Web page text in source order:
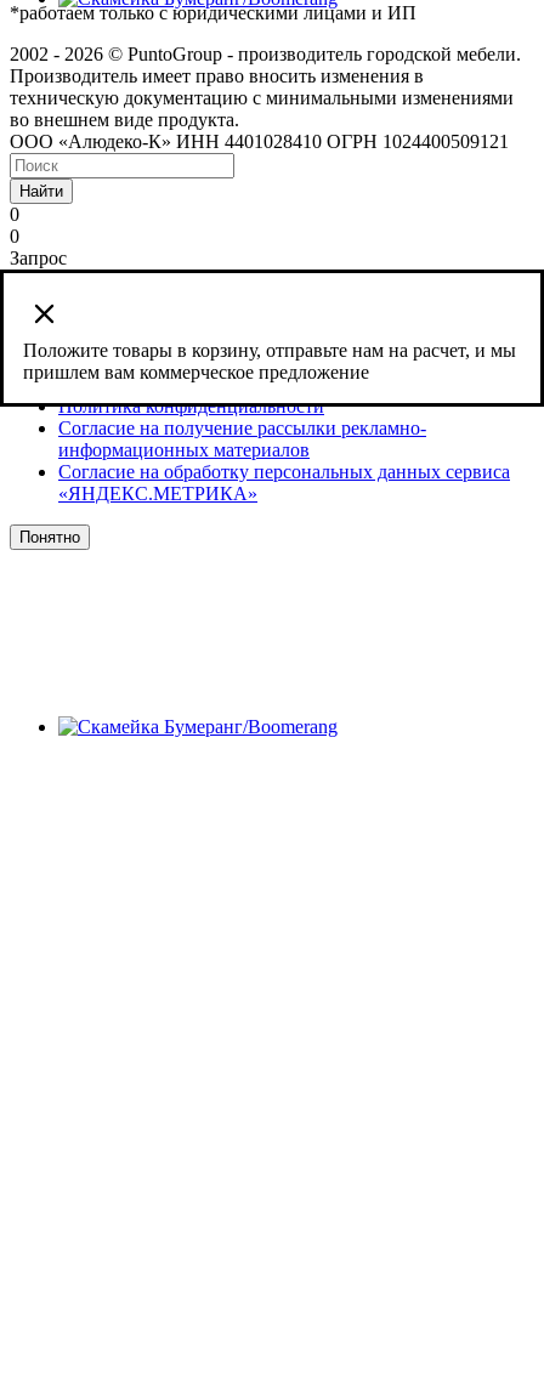
*работаем только с юридическими лицами и ИП
2002 - 2026 © PuntoGroup - производитель городской мебели.
Производитель имеет право вносить изменения в
техническую документацию с минимальными изменениями
во внешнем виде продукта.
ООО «Алюдеко-К» ИНН 4401028410 ОГРН 1024400509121
Найти
0
0
Запрос
Положите товары в корзину, отправьте нам на расчет, и мы
пришлем вам коммерческое предложение
Сайт использует cookies и сервис веб-аналитики Яндекс
Метрика, предоставляемый компанией ООО «ЯНДЕКС»,
119021, Россия, Москва, ул. Л. Толстого, 16.
Согласие на обработку персональных данных
Политика конфиденциальности
Согласие на получение рассылки рекламно-
информационных материалов
Согласие на обработку персональных данных сервиса
«ЯНДЕКС.МЕТРИКА»
Понятно